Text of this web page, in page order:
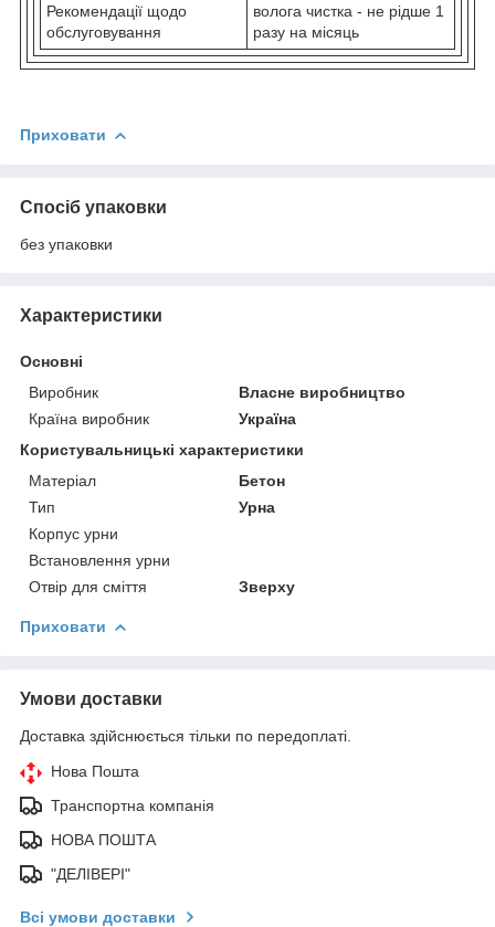
Рекомендації щодо
обслуговування
волога чистка - не рідше 1
разу на місяць
Приховати
Спосіб упаковки
без упаковки
Характеристики
Основні
Виробник
Власне виробництво
Країна виробник
Україна
Користувальницькі характеристики
Матеріал
Бетон
Тип
Урна
Корпус урни
Встановлення урни
Отвір для сміття
Зверху
Приховати
Умови доставки
Доставка здійснюється тільки по передоплаті.
Нова Пошта
Транспортна компанія
НОВА ПОШТА
"ДЕЛІВЕРІ"
Всі умови доставки